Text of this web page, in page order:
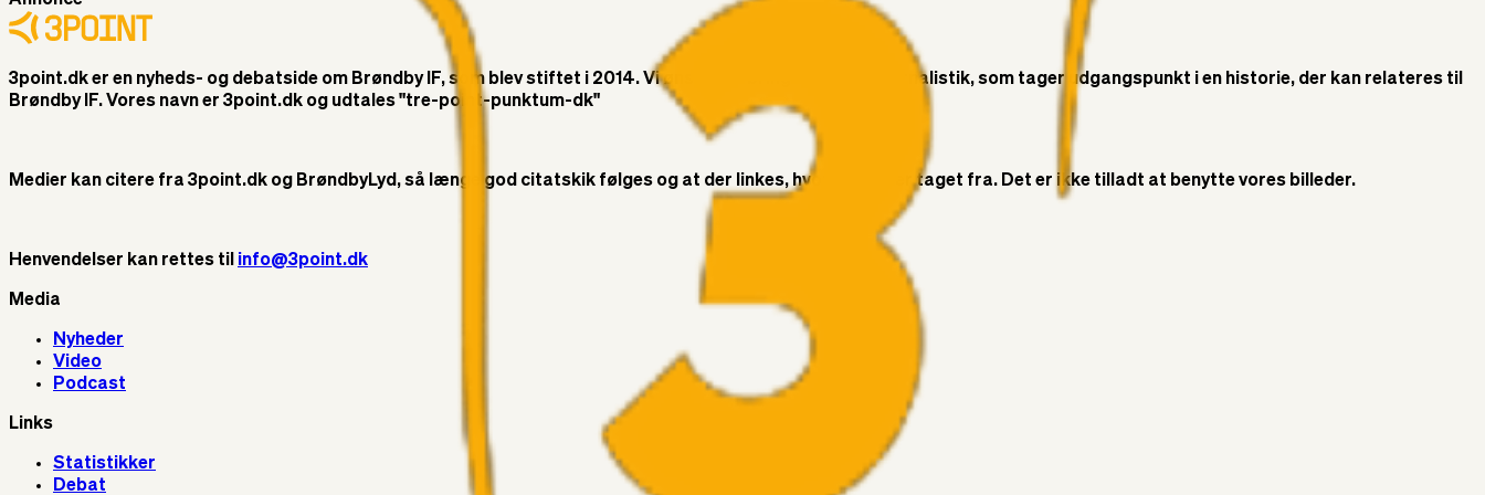
3point.dk er en nyheds- og debatside om Brøndby IF, som blev stiftet i 2014. Vi ønsker at bringe objektiv journalistik, som tager udgangspunkt i en historie, der kan relateres til
Brøndby IF. Vores navn er 3point.dk og udtales "tre-point-punktum-dk"
Medier kan citere fra 3point.dk og BrøndbyLyd, så længe god citatskik følges og at der linkes, hvor citatet er taget fra. Det er ikke tilladt at benytte vores billeder.
Henvendelser kan rettes til info@3point.dk
Media
Nyheder
Video
Podcast
Links
Statistikker
Debat